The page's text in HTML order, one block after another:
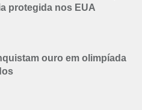
protegida nos EUA
ouro em olimpíada